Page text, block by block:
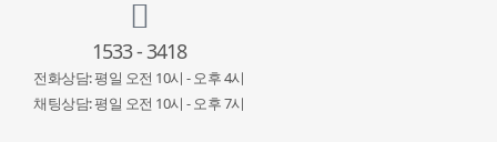
1533 - 3418
전화상담: 평일 오전 10시 - 오후 4시
채팅상담: 평일 오전 10시 - 오후 7시